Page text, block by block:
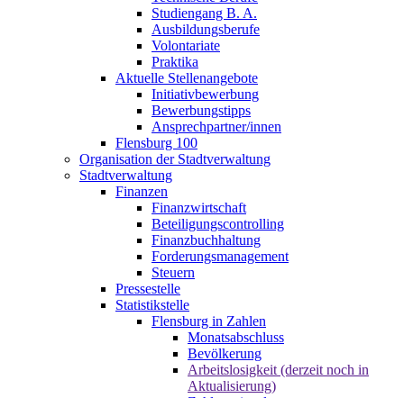
Studiengang B. A.
Ausbildungsberufe
Volontariate
Praktika
Aktuelle Stellenangebote
Initiativbewerbung
Bewerbungstipps
Ansprechpartner/innen
Flensburg 100
Organisation der Stadtverwaltung
Stadtverwaltung
Finanzen
Finanzwirtschaft
Beteiligungscontrolling
Finanzbuchhaltung
Forderungsmanagement
Steuern
Pressestelle
Statistikstelle
Flensburg in Zahlen
Monatsabschluss
Bevölkerung
Arbeitslosigkeit (derzeit noch in
Aktualisierung)